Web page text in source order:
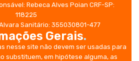
Rebeca Alves Poian CRF-SP:
118225
Sanitário: 355030801-477
Gerais.
nesse site não devem ser usadas para
substituem, em hipótese alguma, as